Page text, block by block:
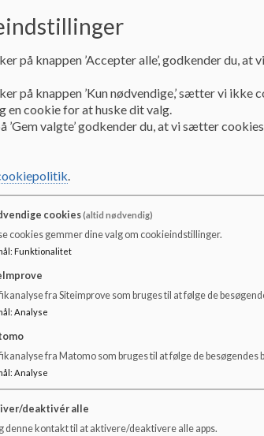
2022/2023
Referater fra tidligere skoleår kan
på knappen ’Accepter alle’, godkender du,
på knappen ’Kun nødvendige,’ sætter vi ikke
en cookie for at huske dit valg.
’Gem valgte’ godkender du, at vi sætter
.
cookies(altid nødvendig)
cookies gemmer dine valg om cookieindstillinger.
: Funktionalitet
fra Siteimprove som bruges til at følge de
: Analyse
fra Matomo som bruges til at følge de besøgendes
: Analyse
deaktivér alle
denne kontakt til at aktivere/deaktivere alle apps.